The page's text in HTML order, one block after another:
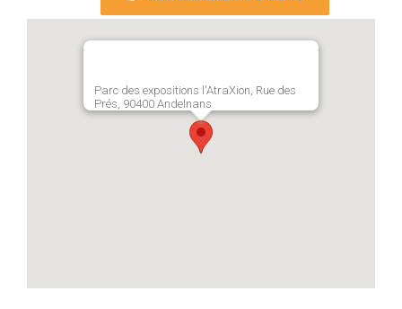
Parc des expositions l'AtraXion, Rue des
Prés, 90400 Andelnans